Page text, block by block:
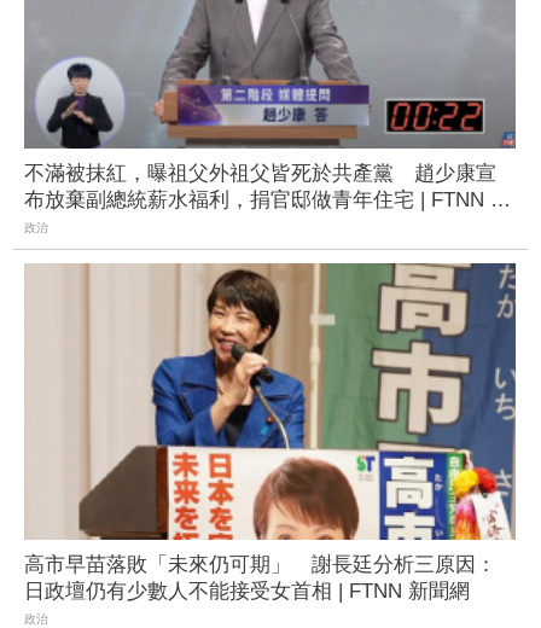
不滿被抹紅，曝祖父外祖父皆死於共產黨 趙少康宣
布放棄副總統薪水福利，捐官邸做青年住宅 | FTNN 新
聞網
政治
高市早苗落敗「未來仍可期」 謝長廷分析三原因：
日政壇仍有少數人不能接受女首相 | FTNN 新聞網
政治